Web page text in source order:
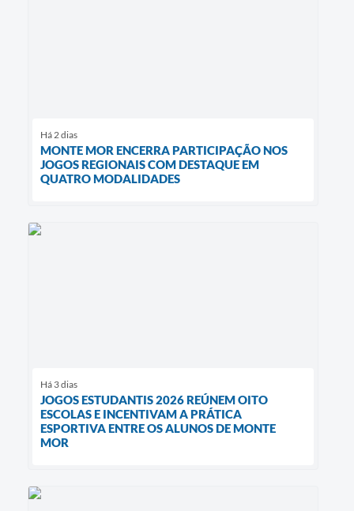
Há 2 dias
MONTE MOR ENCERRA PARTICIPAÇÃO NOS
JOGOS REGIONAIS COM DESTAQUE EM
QUATRO MODALIDADES ​
Há 3 dias
JOGOS ESTUDANTIS 2026 REÚNEM OITO
ESCOLAS E INCENTIVAM A PRÁTICA
ESPORTIVA ENTRE OS ALUNOS DE MONTE
MOR